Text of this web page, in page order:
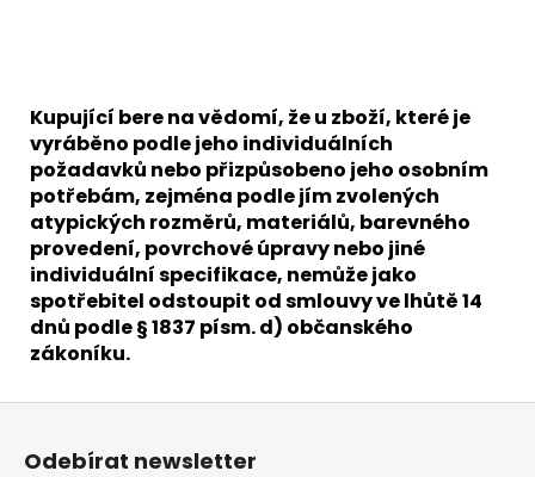
Kupující bere na vědomí, že u zboží, které je
vyráběno podle jeho individuálních
požadavků nebo přizpůsobeno jeho osobním
potřebám, zejména podle jím zvolených
atypických rozměrů, materiálů, barevného
provedení, povrchové úpravy nebo jiné
individuální specifikace, nemůže jako
spotřebitel odstoupit od smlouvy ve lhůtě 14
dnů podle § 1837 písm. d) občanského
zákoníku.
Z
Odebírat newsletter